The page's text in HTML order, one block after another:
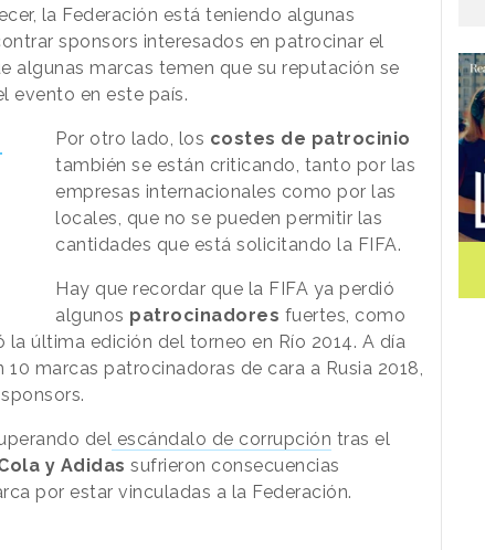
la Federación está teniendo algunas
sponsors interesados en patrocinar el
algunas marcas temen que su reputación se
evento en este país.
Por otro lado, los costes de patrocinio
también se están criticando, tanto por las
empresas internacionales como por las
locales, que no se pueden permitir las
cantidades que está solicitando la FIFA.
Hay que recordar que la FIFA ya perdió
algunos patrocinadores fuertes, como
última edición del torneo en Río 2014. A día
marcas patrocinadoras de cara a Rusia 2018,
del escándalo de corrupción tras el
y Adidas sufrieron consecuencias
por estar vinculadas a la Federación.